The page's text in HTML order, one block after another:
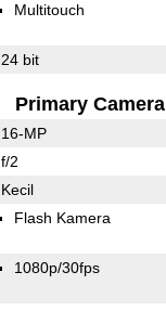
Multitouch
24 bit
Primary Camera
16-MP
f/2
Kecil
Flash Kamera
1080p/30fps